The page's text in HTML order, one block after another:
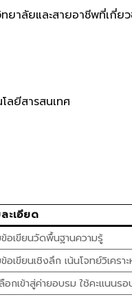
ยาลัยและสายอาชีพที่เกี่ย
ลยีสารสนเทศ
ะเอียด
อเขียนวัดพื้นฐานความรู้
อเขียนเชิงลึก เน้นโจทย์วิเคราะ
อกเข้าสู่ค่ายอบรม ใช้คะแนนร